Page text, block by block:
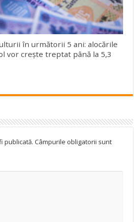
în următorii 5 ani: alocările
vor crește treptat până la 5,3
publicată. Câmpurile obligatorii sunt